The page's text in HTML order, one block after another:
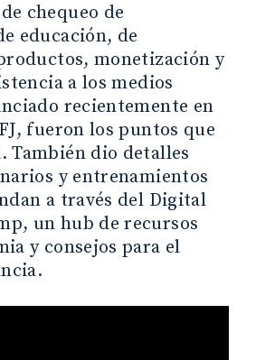
chequeo de
educación, de
monetización y
a los medios
recientemente en
fueron los puntos que
También dio detalles
y entrenamientos
a través del Digital
un hub de recursos
y consejos para el